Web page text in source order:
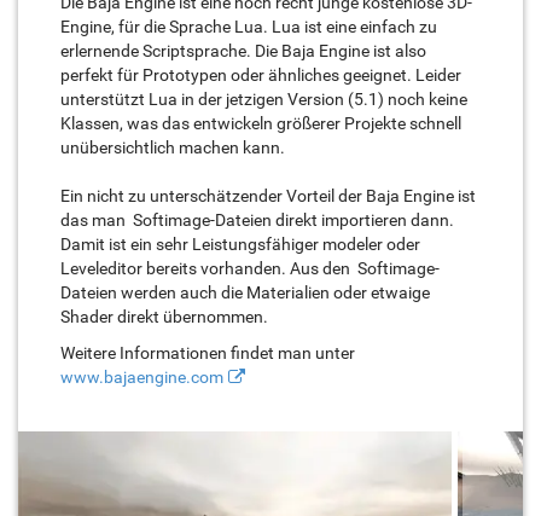
Engine, für die Sprache Lua. Lua ist eine einfach zu
erlernende Scriptsprache. Die Baja Engine ist also
perfekt für Prototypen oder ähnliches geeignet. Leider
unterstützt Lua in der jetzigen Version (5.1) noch keine
Klassen, was das entwickeln größerer Projekte schnell
unübersichtlich machen kann.
Ein nicht zu unterschätzender Vorteil der Baja Engine ist
das man Softimage-Dateien direkt importieren dann.
Damit ist ein sehr Leistungsfähiger modeler oder
Leveleditor bereits vorhanden. Aus den Softimage-
Dateien werden auch die Materialien oder etwaige
Shader direkt übernommen.
Weitere Informationen findet man unter
www.bajaengine.com